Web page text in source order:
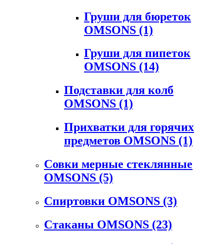
Груши для бюреток
OMSONS (1)
Груши для пипеток
OMSONS (14)
Подставки для колб
OMSONS (1)
Прихватки для горячих
предметов OMSONS (1)
Совки мерные стеклянные
OMSONS (5)
Спиртовки OMSONS (3)
Стаканы OMSONS (23)